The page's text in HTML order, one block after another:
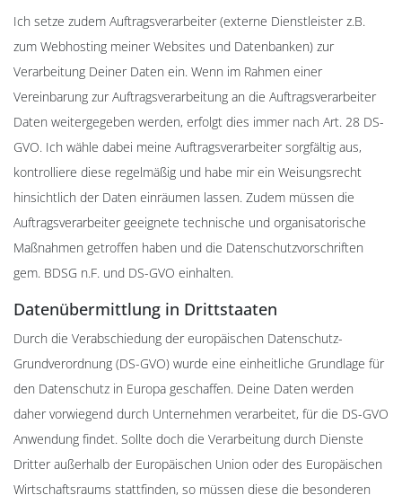
Ich setze zudem Auftragsverarbeiter (externe Dienstleister z.B.
zum Webhosting meiner Websites und Datenbanken) zur
Verarbeitung Deiner Daten ein. Wenn im Rahmen einer
Vereinbarung zur Auftragsverarbeitung an die Auftragsverarbeiter
Daten weitergegeben werden, erfolgt dies immer nach Art. 28 DS-
GVO. Ich wähle dabei meine Auftragsverarbeiter sorgfältig aus,
kontrolliere diese regelmäßig und habe mir ein Weisungsrecht
hinsichtlich der Daten einräumen lassen. Zudem müssen die
Auftragsverarbeiter geeignete technische und organisatorische
Maßnahmen getroffen haben und die Datenschutzvorschriften
gem. BDSG n.F. und DS-GVO einhalten.
Datenübermittlung in Drittstaaten
Durch die Verabschiedung der europäischen Datenschutz-
Grundverordnung (DS-GVO) wurde eine einheitliche Grundlage für
den Datenschutz in Europa geschaffen. Deine Daten werden
daher vorwiegend durch Unternehmen verarbeitet, für die DS-GVO
Anwendung findet. Sollte doch die Verarbeitung durch Dienste
Dritter außerhalb der Europäischen Union oder des Europäischen
Wirtschaftsraums stattfinden, so müssen diese die besonderen